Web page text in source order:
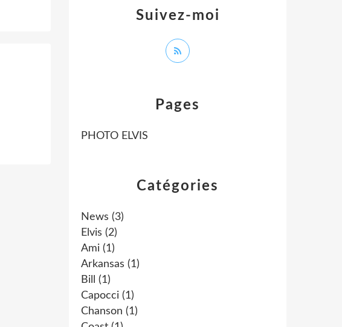
Catégories
News (3)
Elvis (2)
Ami (1)
Arkansas (1)
Bill
(1)
Capocci (1)
Chanson (1)
Pages
PHOTO ELVIS
Suivez-moi